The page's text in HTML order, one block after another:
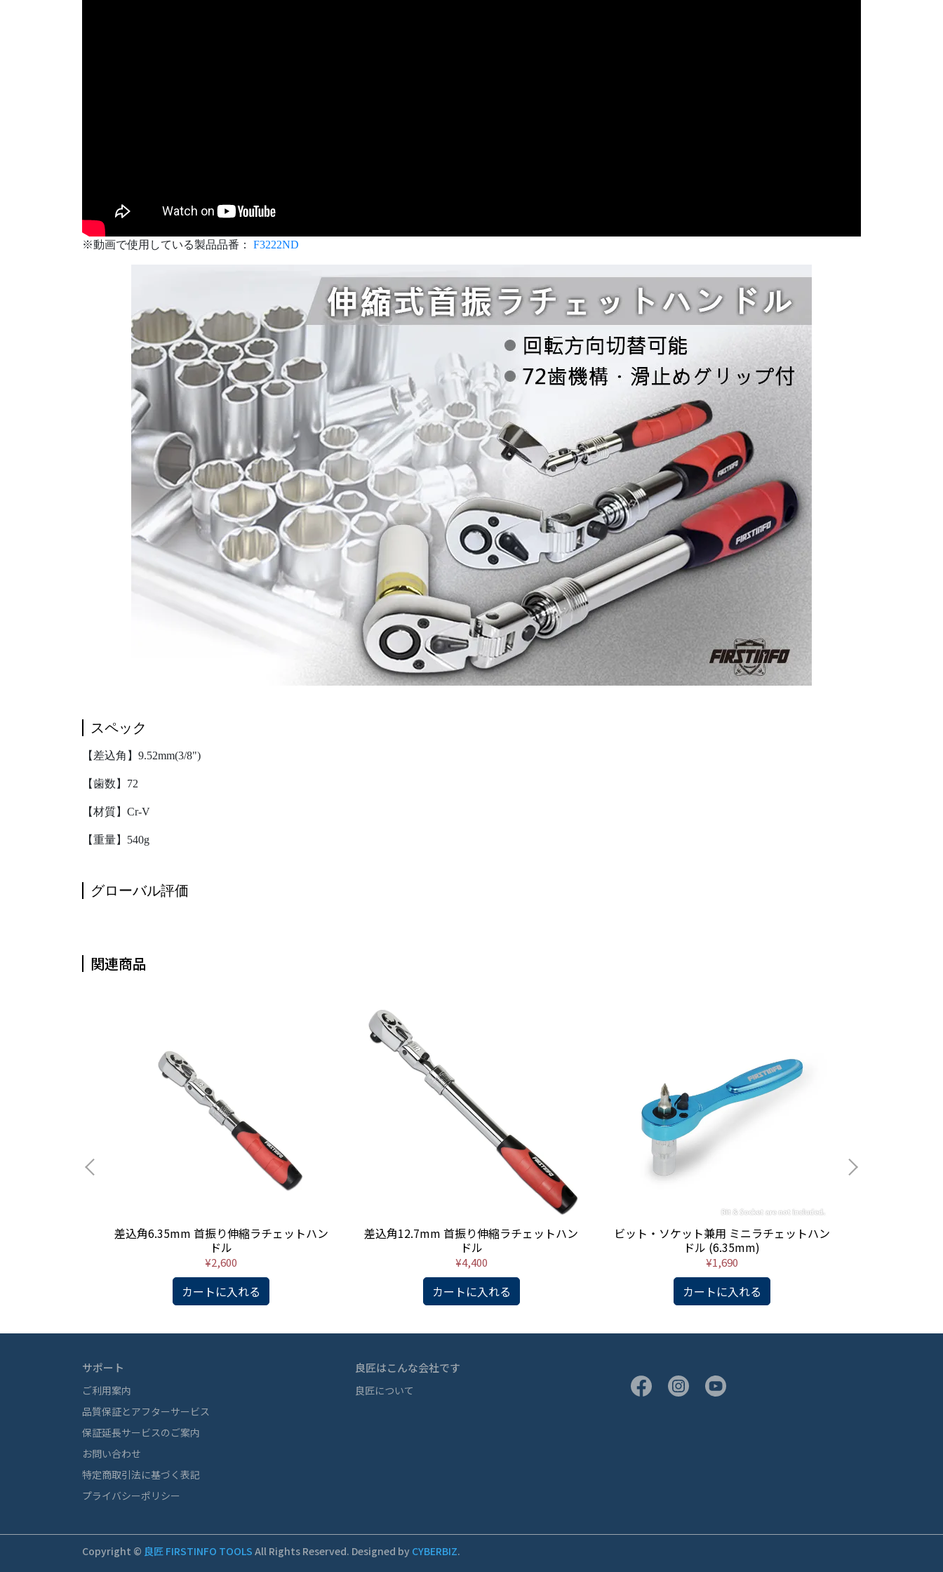
※動画で使用している製品品番： F3222ND
スペック
【差込角】9.52mm(3/8")
【歯数】72
【材質】Cr-V
【重量】540g
グローバル評価
関連商品
差込角6.35mm 首振り伸縮ラチェットハン
ドル
¥2,600
カートに入れる
差込角12.7mm 首振り伸縮ラチェットハン
ドル
¥4,400
カートに入れる
ビット・ソケット兼用 ミニラチェットハン
ドル (6.35mm)
¥1,690
カートに入れる
サポート
ご利用案内
品質保証とアフターサービス
保証延長サービスのご案内
お問い合わせ
特定商取引法に基づく表記
プライバシーポリシー
良匠はこんな会社です
良匠について
Copyright © 良匠 FIRSTINFO TOOLS All Rights Reserved. Designed by CYBERBIZ.